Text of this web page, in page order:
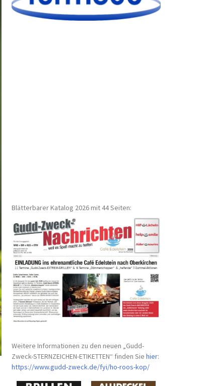
Blätterbarer Katalog 2026 mit 44 Seiten:
Weitere Informationen zu den neuen „Gudd-
Zweck-STERNZEICHEN-ETIKETTEN“ finden Siehier:
https://www.gudd-zweck.de/fyi/ho-roos-kop/